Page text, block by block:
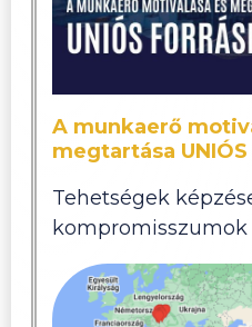
A munkaerő
megtartása
Tehetségek
kompromisszumok